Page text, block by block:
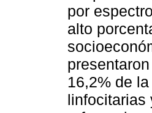
por
alto
16,2% de
linfocitarias